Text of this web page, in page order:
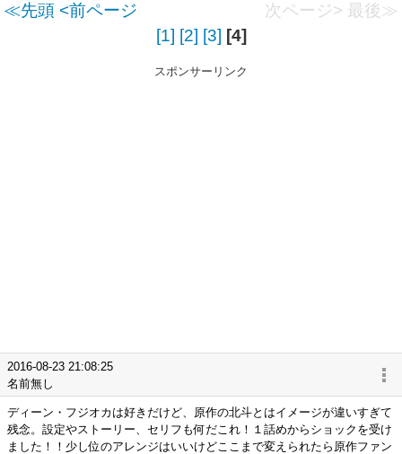
≪先頭 <前ページ 次ページ> 最後≫
[1] [2] [3] [4]
スポンサーリンク
2016-08-23 21:08:25
名前無し
ディーン・フジオカは好きだけど、原作の北斗とはイメージが違いすぎて
残念。設定やストーリー、セリフも何だこれ！１話めからショックを受け
ました！！少し位のアレンジはいいけどここまで変えられたら原作ファン